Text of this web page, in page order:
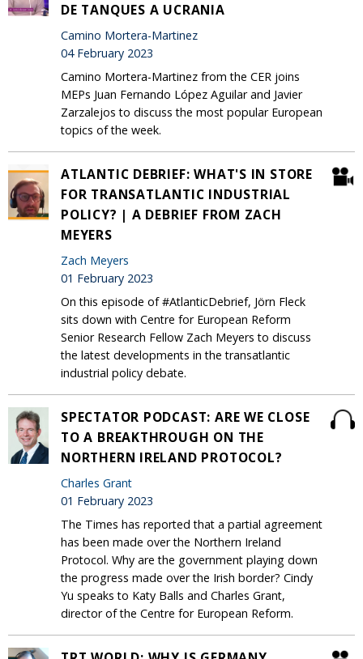
DE TANQUES A UCRANIA
Camino Mortera-Martinez
04 February 2023
Camino Mortera-Martinez from the CER joins
MEPs Juan Fernando López Aguilar and Javier
Zarzalejos to discuss the most popular European
topics of the week.
ATLANTIC DEBRIEF: WHAT'S IN STORE
FOR TRANSATLANTIC INDUSTRIAL
POLICY? | A DEBRIEF FROM ZACH
MEYERS
Zach Meyers
01 February 2023
On this episode of #AtlanticDebrief, Jörn Fleck
sits down with Centre for European Reform
Senior Research Fellow Zach Meyers to discuss
the latest developments in the transatlantic
industrial policy debate.
SPECTATOR PODCAST: ARE WE CLOSE
TO A BREAKTHROUGH ON THE
NORTHERN IRELAND PROTOCOL?
Charles Grant
01 February 2023
The Times has reported that a partial agreement
has been made over the Northern Ireland
Protocol. Why are the government playing down
the progress made over the Irish border? Cindy
Yu speaks to Katy Balls and Charles Grant,
director of the Centre for European Reform.